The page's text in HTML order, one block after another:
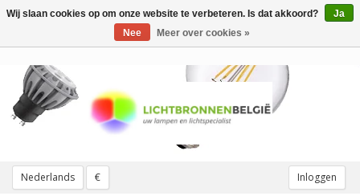
Nederlands € Inloggen
Toggle
Wij slaan cookies op om onze website te verbeteren. Is dat akkoord?
Ja
Nee
Meer over cookies »